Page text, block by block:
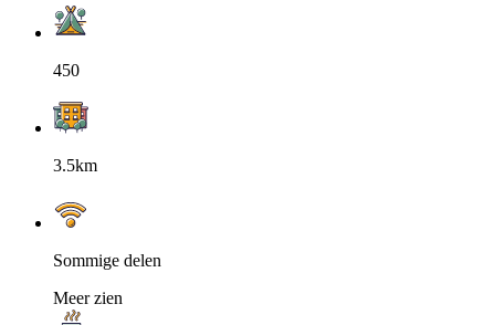
450
3.5km
Sommige delen
Meer zien